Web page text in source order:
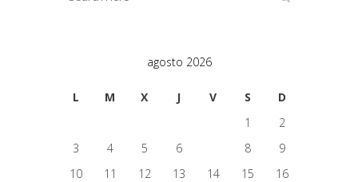
agosto 2026
L M X J V S
D
1
2
3
4 5 6 8
9
10
11 12 13 14 15
16